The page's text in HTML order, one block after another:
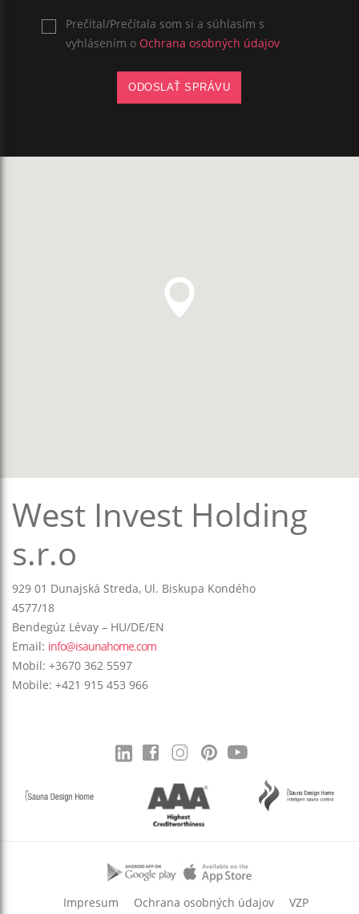
Prečítal/Prečítala som si a súhlasím s
vyhlásením o Ochrana osobných údajov
ODOSLAŤ SPRÁVU
West Invest Holding
s.r.o
929 01 Dunajská Streda, Ul. Biskupa Kondého
4577/18
Bendegúz Lévay – HU/DE/EN
Email: info@isaunahome.com
Mobil: +3670 362 5597
Mobile: +421 915 453 966
Impresum Ochrana osobných údajov VZP